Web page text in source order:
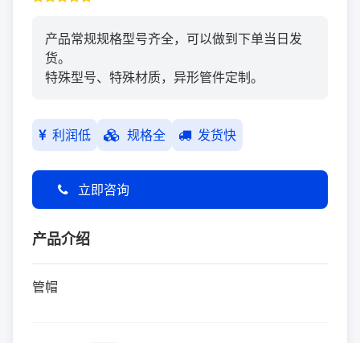
产品常规规格型号齐全，可以做到下单当日发
货。
特殊型号、特殊材质，异形管件定制。
利润低 规格全 发货快
立即咨询
产品介绍
管帽